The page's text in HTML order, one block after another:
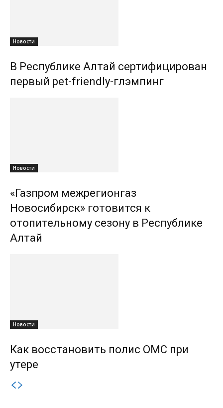
Новости
В Республике Алтай сертифицирован
первый pet-friendly-глэмпинг
Новости
«Газпром межрегионгаз
Новосибирск» готовится к
отопительному сезону в Республике
Алтай
Новости
Как восстановить полис ОМС при
утере